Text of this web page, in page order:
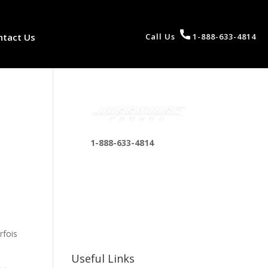
Us Call Us 1-888-633-4814
1-888-633-4814
Useful Links